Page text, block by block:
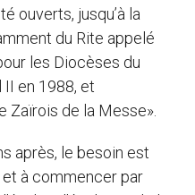
ouverts, jusqu’à la
du Rite appelé
les Diocèses du
II en 1988, et
Zaïrois de la Messe».
après, le besoin est
à commencer par